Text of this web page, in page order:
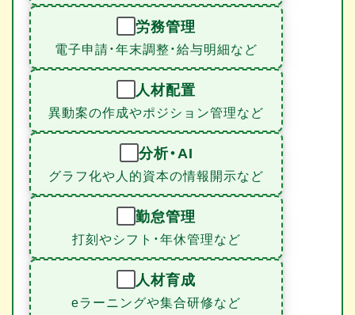
労務管理
電子申請・年末調整・給与明細など
人材配置
異動案の作成やポジション管理など
分析・AI
グラフ化や人的資本の情報開示など
勤怠管理
打刻やシフト・年休管理など
人材育成
eラーニングや集合研修など